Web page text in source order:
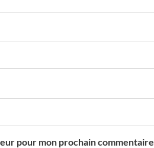
pour mon prochain commentaire.